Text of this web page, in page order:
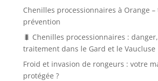
Chenilles processionnaires à Orange
prévention
🐛 Chenilles processionnaires :
traitement dans le Gard et le Vaucluse
Froid et invasion de rongeurs : votre
protégée ?